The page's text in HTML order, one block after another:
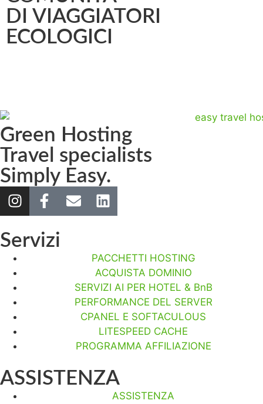
DI VIAGGIATORI
ECOLOGICI
Green Hosting
Travel specialists
Simply Easy.
Servizi
PACCHETTI HOSTING
ACQUISTA DOMINIO
SERVIZI AI PER HOTEL & BnB
PERFORMANCE DEL SERVER
CPANEL E SOFTACULOUS
LITESPEED CACHE
PROGRAMMA AFFILIAZIONE
ASSISTENZA
ASSISTENZA